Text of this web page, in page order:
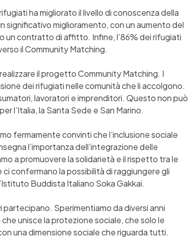
ha migliorato il livello di conoscenza della
significativo miglioramento, con un aumento del
un contratto di affitto. Infine, l’86% dei rifugiati
il Community Matching.
il progetto Community Matching. I
dei rifugiati nelle comunità che li accolgono.
lavoratori e imprenditori. Questo non può
l’Italia, la Santa Sede e San Marino.
fermamente convinti che l’inclusione sociale
l’importanza dell’integrazione delle
a promuovere la solidarietà e il rispetto tra le
confermano la possibilità di raggiungere gli
Buddista Italiano Soka Gakkai.
Sperimentiamo da diversi anni
unisce la protezione sociale, che solo le
una dimensione sociale che riguarda tutti.